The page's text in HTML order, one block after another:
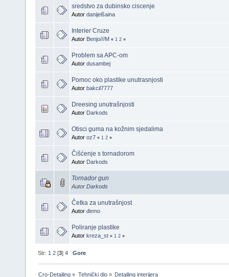
sredstvo za dubinsko ciscenje
Autor danijelšaina
Interier Cruze
Autor Benjo///M « 1 2 »
Problem sa APC-om
Autor dusambej
Pomoc oko plastike unutrasnjosti
Autor bakcil7777
Dreesing unutrašnjosti
Autor Darkods
Otisci guma na kožnim sjedalima
Autor oz7 « 1 2 »
Čišćenje s tornadorom
Autor Darkods
Tornador gun
Autor Darkods
Četka za unutrašnjost
Autor đemo
Poliranje plastike
Autor kreza_st « 1 2 »
Str: 1 2 [3]4 Gore
Cro-Detailing » Tehnički dio» Detailing interijera